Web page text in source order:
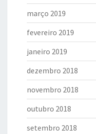
março 2019
fevereiro 2019
janeiro 2019
dezembro 2018
novembro 2018
outubro 2018
setembro 2018